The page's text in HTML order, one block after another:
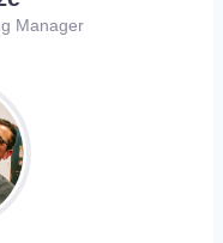
Manager